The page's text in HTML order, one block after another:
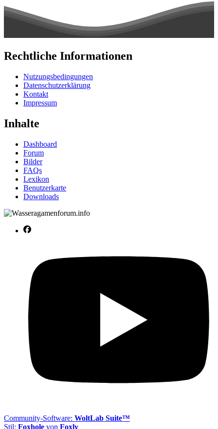
Rechtliche Informationen
Nutzungsbedingungen
Datenschutzerklärung
Kontakt
Impressum
Inhalte
Dashboard
Forum
Bilder
FAQs
Lexikon
Benutzerkarte
Downloads
Community-Software: WoltLab Suite™
Stil: Foxhole von Foxly